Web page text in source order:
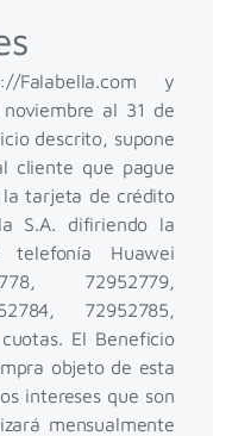
Falabella.com y
al 31 de
descrito, supone
cliente que pague
la tarjeta de crédito
S.A. difiriendo la
Huawei
72952779,
72952785,
El Beneficio
objeto de esta
intereses que son
mensualmente